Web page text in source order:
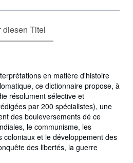
diesen Titel
en matière d'histoire
ce dictionnaire propose, à
résolument sélective et
par 200 spécialistes), une
des bouleversements dé ce
le communisme, les
coloniaux et le développement des
des libertés, la guerre